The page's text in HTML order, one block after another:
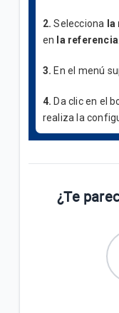
2.Selecciona
en la referencia
3. En el menú
4. Da clic en el
realiza la
¿Te